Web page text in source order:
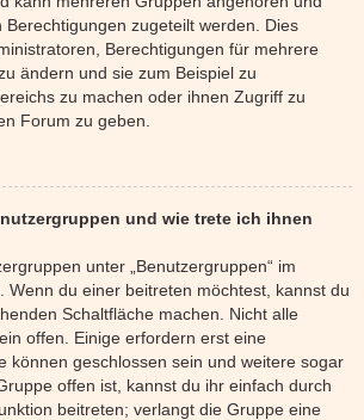
Berechtigungen zugeteilt werden. Dies
Berechtigungen für mehrere
ändern und sie zum Beispiel zu
zu machen oder ihnen Zugriff zu
Forum zu geben.
und wie trete ich ihnen
unter „Benutzergruppen“ im
Wenn du einer beitreten möchtest, kannst du
Schaltfläche machen. Nicht alle
offen. Einige erfordern erst eine
können geschlossen sein und weitere sogar
offen ist, kannst du ihr einfach durch
beitreten; verlangt die Gruppe eine